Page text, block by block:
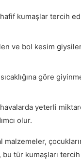
kumaşlar tercih
ve bol kesim
göre
havalarda yeterli
olur.
tür kumaşları tercih